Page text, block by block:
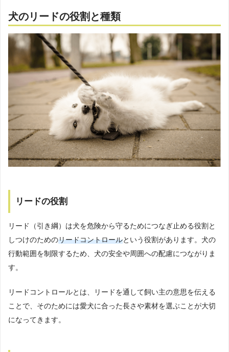
犬のリードの役割と種類
リードの役割
リード（引き綱）は犬を危険から守るためにつなぎ止める役割と
しつけのためのリードコントロールという役割があります。犬の
行動範囲を制限するため、犬の安全や周囲への配慮につながりま
す。
リードコントロールとは、リードを通して飼い主の意思を伝える
ことで、そのためには愛犬に合った長さや素材を選ぶことが大切
になってきます。